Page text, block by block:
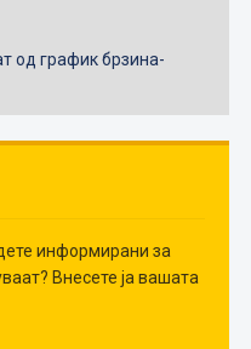
од график брзина-
информирани за
Внесете ја вашата